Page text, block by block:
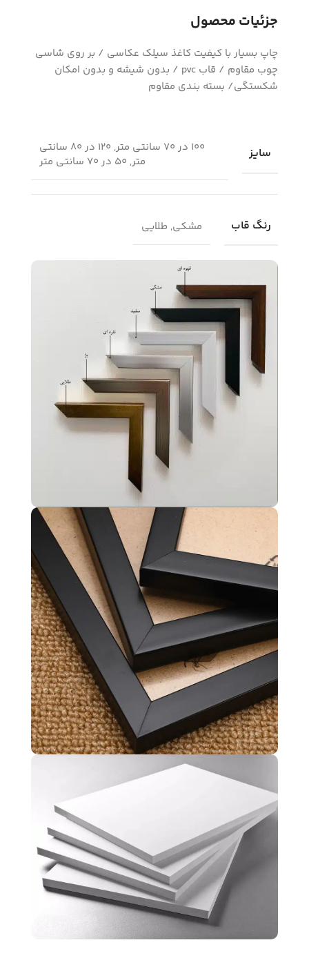
جزئیات محصول
چاپ بسیار با کیفیت کاغذ سیلک عکاسی / بر روی شاسی
چوب مقاوم / قاب pvc / بدون شیشه و بدون امکان
شکستگی/ بسته بندی مقاوم
سایز
100 در 70 سانتی متر, 120 در 80 سانتی
متر, 50 در 70 سانتی متر
رنگ قاب مشکی, طلایی